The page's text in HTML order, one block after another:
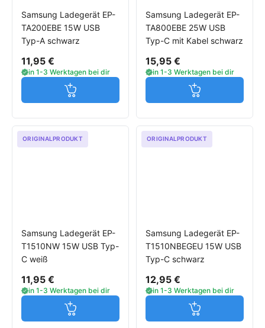
Samsung Ladegerät EP-
TA200EBE 15W USB
Typ-A schwarz
11,95 €
in 1-3 Werktagen bei dir
Jetzt in den Warenkorb
Samsung Ladegerät EP-
TA800EBE 25W USB
Typ-C mit Kabel schwarz
15,95 €
in 1-3 Werktagen bei dir
Jetzt in den
ORIGINALPRODUKT
Samsung Ladegerät EP-
T1510NW 15W USB Typ-
C weiß
11,95 €
in 1-3 Werktagen bei dir
Jetzt in den Warenkorb
ORIGINALPRODUKT
Samsung Ladegerät EP-
T1510NBEGEU 15W USB
Typ-C schwarz
12,95 €
in 1-3 Werktagen bei dir
Jetzt in den